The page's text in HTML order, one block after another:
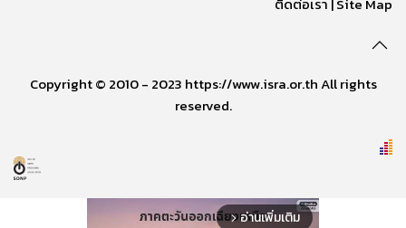
Copyright © 2010 - 2023 https://www.isra.or.th All rights
reserved.
arrow_forward_ios อ่านเพิ่มเติม